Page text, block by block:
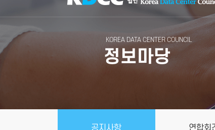
KOREA DATA CENTER COUNCIL
정보마당
공지사항 연합회